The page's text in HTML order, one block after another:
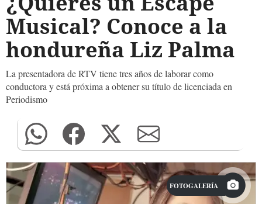
Musical? Conoce a la
hondureña Liz Palma
La presentadora de RTV tiene tres años de laborar como
conductora y está próxima a obtener su título de licenciada en
Periodismo
FOTOGALERÍA